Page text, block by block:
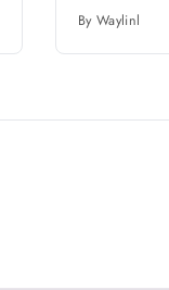
By Waylinl